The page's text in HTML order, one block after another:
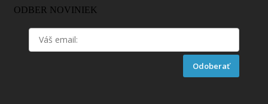
ODBER NOVINIEK
Odoberať